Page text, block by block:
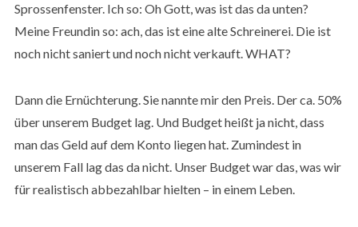
Sprossenfenster. Ich so: Oh Gott, was ist das da unten?
Meine Freundin so: ach, das ist eine alte Schreinerei. Die ist
noch nicht saniert und noch nicht verkauft. WHAT?
Dann die Ernüchterung. Sie nannte mir den Preis. Der ca. 50%
über unserem Budget lag. Und Budget heißt ja nicht, dass
man das Geld auf dem Konto liegen hat. Zumindest in
unserem Fall lag das da nicht. Unser Budget war das, was wir
für realistisch abbezahlbar hielten – in einem Leben.